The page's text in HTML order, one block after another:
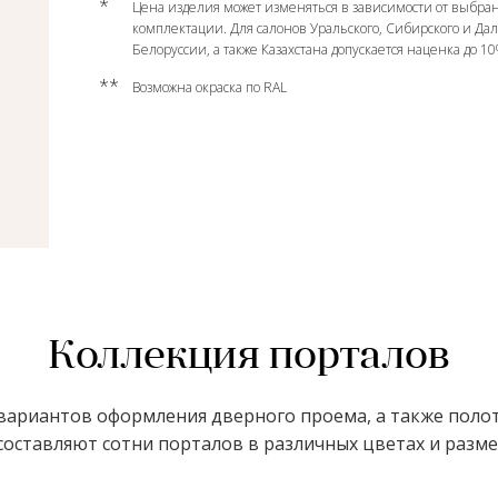
*
Цена изделия может изменяться в зависимости от
комплектации. Для салонов Уральского, Сибирского и
Белоруссии, а также Казахстана допускается наценка до
** Возможна окраска по RAL
Коллекция порталов
оформления дверного проема, а также
сотни порталов в различных цветах и